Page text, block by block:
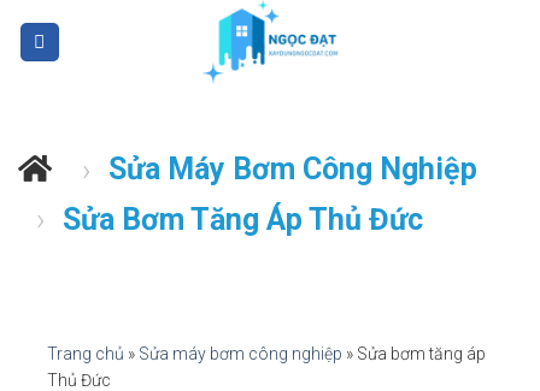
› Sửa Máy Bơm Công Nghiệp
› Sửa Bơm Tăng Áp Thủ Đức
Trang chủ » Sửa máy bơm công nghiệp » Sửa bơm tăng áp
Thủ Đức